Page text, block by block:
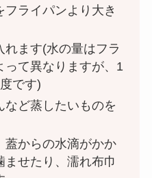
フライパンより大き
れます(水の量はフラ
って異なりますが、1
です)
など蒸したいものを
蓋からの水滴がかか
ませたり、濡れ布巾